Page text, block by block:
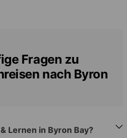
Fragen zu
nach Byron
Lernen in Byron Bay?